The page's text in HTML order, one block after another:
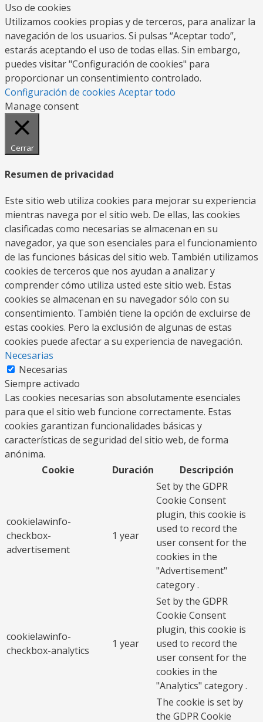
Uso de cookies
Utilizamos cookies propias y de terceros, para analizar la
navegación de los usuarios. Si pulsas “Aceptar todo”,
estarás aceptando el uso de todas ellas. Sin embargo,
puedes visitar "Configuración de cookies" para
proporcionar un consentimiento controlado.
Configuración de cookies Aceptar todo
Manage consent
Cerrar
Resumen de privacidad
Este sitio web utiliza cookies para mejorar su experiencia
mientras navega por el sitio web. De ellas, las cookies
clasificadas como necesarias se almacenan en su
navegador, ya que son esenciales para el funcionamiento
de las funciones básicas del sitio web. También utilizamos
cookies de terceros que nos ayudan a analizar y
comprender cómo utiliza usted este sitio web. Estas
cookies se almacenan en su navegador sólo con su
consentimiento. También tiene la opción de excluirse de
estas cookies. Pero la exclusión de algunas de estas
cookies puede afectar a su experiencia de navegación.
Necesarias
Necesarias
Siempre activado
Las cookies necesarias son absolutamente esenciales
para que el sitio web funcione correctamente. Estas
cookies garantizan funcionalidades básicas y
características de seguridad del sitio web, de forma
anónima.
Cookie
Duración Descripción
cookielawinfo-
checkbox-
advertisement
1 year
Set by the GDPR
Cookie Consent
plugin, this cookie is
used to record the
user consent for the
cookies in the
"Advertisement"
category .
cookielawinfo-
checkbox-analytics
1 year
Set by the GDPR
Cookie Consent
plugin, this cookie is
used to record the
user consent for the
cookies in the
"Analytics" category .
The cookie is set by
the GDPR Cookie